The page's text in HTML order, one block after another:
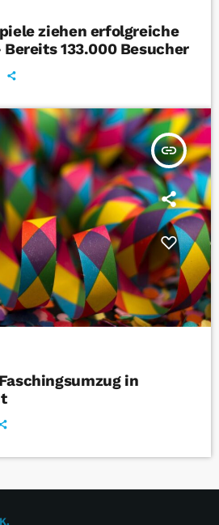
ziehen erfolgreiche
133.000 Besucher
insert_link
in